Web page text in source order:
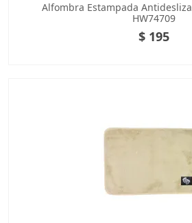
Alfombra Estampada
HW74709
$ 195